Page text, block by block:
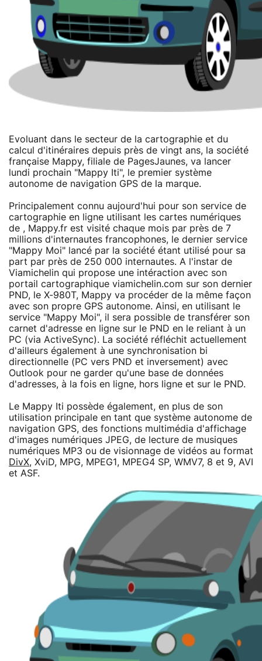
Evoluant dans le secteur de la cartographie et du
calcul d'itinéraires depuis près de vingt ans, la société
française Mappy, filiale de PagesJaunes, va lancer
lundi prochain "Mappy Iti", le premier système
autonome de navigation GPS de la marque.
Principalement connu aujourd'hui pour son service de
cartographie en ligne utilisant les cartes numériques
de , Mappy.fr est visité chaque mois par près de 7
millions d'internautes francophones, le dernier service
"Mappy Moi" lancé par la société étant utilisé pour sa
part par près de 250 000 internautes. A l'instar de
Viamichelin qui propose une intéraction avec son
portail cartographique viamichelin.com sur son dernier
PND, le X-980T, Mappy va procéder de la même façon
avec son propre GPS autonome. Ainsi, en utilisant le
service "Mappy Moi", il sera possible de transférer son
carnet d'adresse en ligne sur le PND en le reliant à un
PC (via ActiveSync). La société réfléchit actuellement
d'ailleurs également à une synchronisation bi
directionnelle (PC vers PND et inversement) avec
Outlook pour ne garder qu'une base de données
d'adresses, à la fois en ligne, hors ligne et sur le PND.
Le Mappy Iti possède également, en plus de son
utilisation principale en tant que système autonome de
navigation GPS, des fonctions multimédia d'affichage
d'images numériques JPEG, de lecture de musiques
numériques MP3 ou de visionnage de vidéos au format
DivX, XviD, MPG, MPEG1, MPEG4 SP, WMV7, 8 et 9, AVI
et ASF.